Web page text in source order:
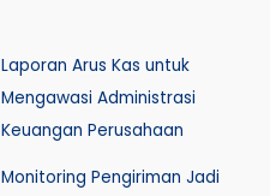
Laporan Arus Kas untuk
Mengawasi Administrasi
Keuangan Perusahaan
Monitoring Pengiriman Jadi